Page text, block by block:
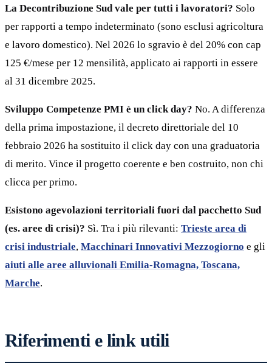
La Decontribuzione Sud vale per tutti i lavoratori? Solo
per rapporti a tempo indeterminato (sono esclusi agricoltura
e lavoro domestico). Nel 2026 lo sgravio è del 20% con cap
125 €/mese per 12 mensilità, applicato ai rapporti in essere
al 31 dicembre 2025.
Sviluppo Competenze PMI è un click day? No. A differenza
della prima impostazione, il decreto direttoriale del 10
febbraio 2026 ha sostituito il click day con una graduatoria
di merito. Vince il progetto coerente e ben costruito, non chi
clicca per primo.
Esistono agevolazioni territoriali fuori dal pacchetto Sud
(es. aree di crisi)? Sì. Tra i più rilevanti: Trieste area di
crisi industriale, Macchinari Innovativi Mezzogiorno e gli
aiuti alle aree alluvionali Emilia-Romagna, Toscana,
Marche.
Riferimenti e link utili